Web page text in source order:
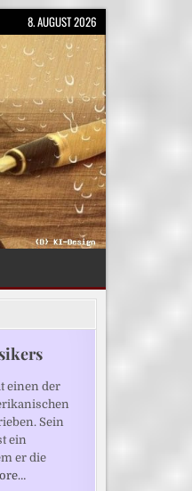
8. AUGUST 2026
einen der
Sein
ein
er die